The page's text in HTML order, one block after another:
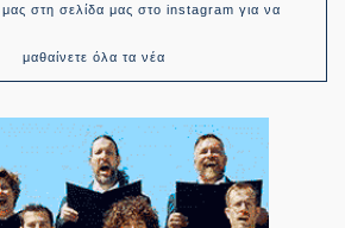
στη σελίδα μας στο instagram για να
μαθαίνετε όλα τα νέα